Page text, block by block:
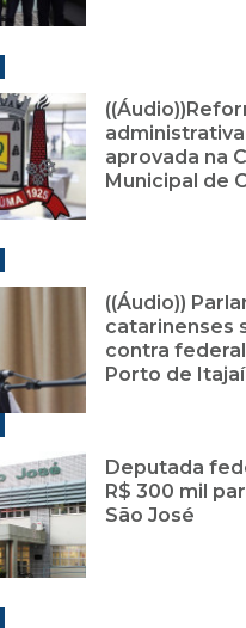
aprovada na
Municipal de
((Áudio))
catarinenses
contra
Porto de Itajaí
Deputada
R$ 300 mil
São José